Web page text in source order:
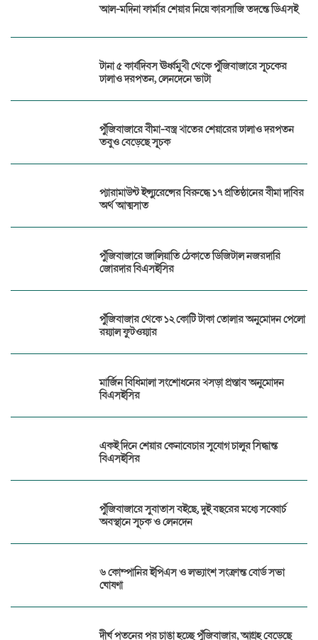
আল-মদিনা ফার্মার শেয়ার নিয়ে কারসাজি তদন্তে ডিএসই
টানা ৫ কার্যদিবস ঊর্ধ্বমুখী থেকে পুঁজিবাজারে সূচকের
ঢালাও দরপতন, লেনদেনে ভাটা
পুঁজিবাজারে বীমা-বস্ত্র খাতের শেয়ারের ঢালাও দরপতন
তবুও বেড়েছে সূচক
প্যারামাউন্ট ইন্স্যুরেন্সের বিরুদ্ধে ১৭ প্রতিষ্ঠানের বীমা দাবির
অর্থ আত্মসাত
পুঁজিবাজারে জালিয়াতি ঠেকাতে ডিজিটাল নজরদারি
জোরদার বিএসইসির
পুঁজিবাজার থেকে ১২ কোটি টাকা তোলার অনুমোদন পেলো
রয়্যাল ফুটওয়্যার
মার্জিন বিধিমালা সংশোধনের খসড়া প্রস্তাব অনুমোদন
বিএসইসির
একই দিনে শেয়ার কেনাবেচার সুযোগ চালুর সিদ্ধান্ত
বিএসইসির
পুঁজিবাজারে সুবাতাস বইছে, দুই বছরের মধ্যে সব্বোর্চ
অবস্থানে সূচক ও লেনদেন
৬ কোম্পানির ইপিএস ও লভ্যাংশ সংক্রান্ত বোর্ড সভা
ঘোষণা
দীর্ঘ পতনের পর চাঙা হচ্ছে পুঁজিবাজার, আগ্রহ বেড়েছে